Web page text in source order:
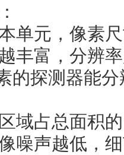
单元，像素
丰富，分辨
的探测器能
域占总面积
噪声越低，